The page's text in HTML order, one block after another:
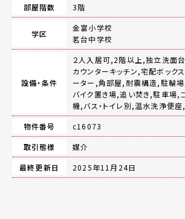
部屋階数 3階
学区
金富小学校
茗台中学校
設備・条件
２人入居可,2階以上,独立洗面
カウンターキッチン,宅配ボック
ーター,角部屋,耐震構造,駐輪
バイク置き場,追い焚き,駐車場,
機,バス・トイレ別,温水洗浄便座
物件番号
c16073
取引態様
媒介
最終更新日
2025年11月24日